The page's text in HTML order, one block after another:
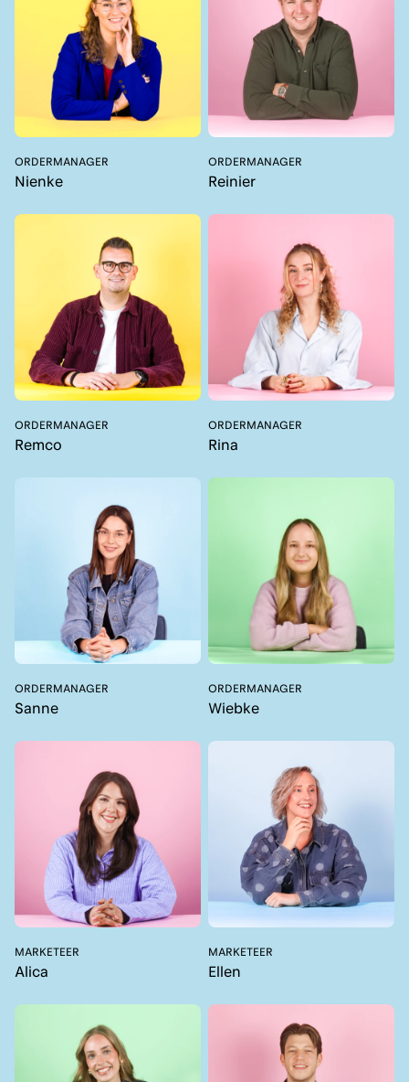
ORDERMANAGER
Nienke
ORDERMANAGER
Reinier
ORDERMANAGER
Remco
ORDERMANAGER
Rina
ORDERMANAGER
Sanne
ORDERMANAGER
Wiebke
MARKETEER
Alica
MARKETEER
Ellen